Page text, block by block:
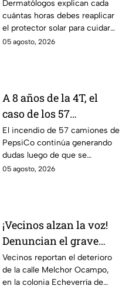
aplicarlo
Dermatólogos explican cada
cuántas horas debes reaplicar
el protector solar para cuidar
tu piel y reducir los daños del
05 agosto, 2026
A 8 años de la 4T, el
caso de los 57
camiones de PepsiCo
incendiados sigue sin
responsables detenidos
El incendio de 57 camiones de
PepsiCo continúa generando
dudas luego de que se
atribuyera a una persona con
05 agosto, 2026
¡Vecinos alzan la voz!
Denuncian el grave
estado de una calle en
Playas de Rosarito
Vecinos reportan el deterioro
de la calle Melchor Ocampo,
en la colonia Echeverría de